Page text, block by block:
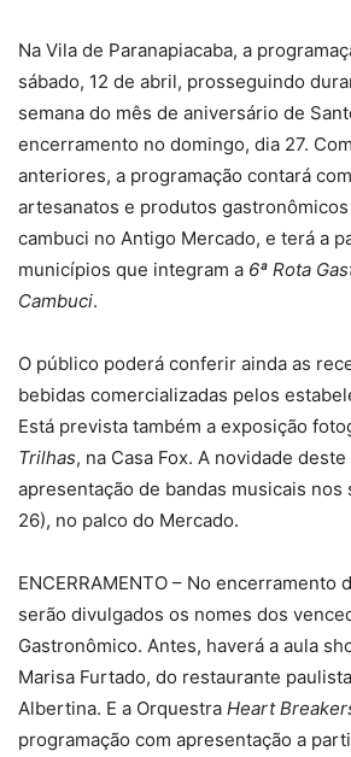
Na Vila de Paranapiacaba, a
sábado, 12 de abril, prosseguindo
semana do mês de aniversário de
encerramento no domingo, dia 27.
anteriores, a programação contará
artesanatos e produtos
cambuci no Antigo Mercado, e terá a
municípios que integram a 6ª Rota
Cambuci.
O público poderá conferir ainda as
bebidas comercializadas pelos
Está prevista também a exposição
Trilhas, na Casa Fox. A novidade deste
apresentação de bandas musicais nos
26), no palco do Mercado.
ENCERRAMENTO – No encerramento
serão divulgados os nomes dos
Gastronômico. Antes, haverá a aula
Marisa Furtado, do restaurante
Albertina. E a Orquestra Heart
programação com apresentação a